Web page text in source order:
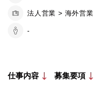
法人営業 > 海外営業
-
仕事内容 募集要項